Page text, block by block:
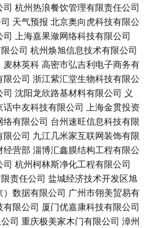
司 杭州热浪餐饮管理有限责任公司
天气预报 北京奥向虎科技有限公
司 上海嘉果潋网络科技有限公司
公司 杭州焕旭信息技术有限公司
麦林英科高密市弘吉利电子商务有
限公司 浙江紫汇堂生物科技有限公
司 沈阳龙欣路基材料有限公司 义
话中友科技有限公司 上海金贯投资
络有限公司 台州速旺信息科技有限
限公司 九江几米家互联网装饰有限
经营部 淄博汇鑫膜结构工程有限公
司 杭州柯林斯净化工程有限公司
责任公司 盐城经济技术开发区旭
）数据有限公司 广州市翎美贸易有
有限公司 厦门优嘉康科技有限公司
司 重庆极美家木门有限公司 漳州